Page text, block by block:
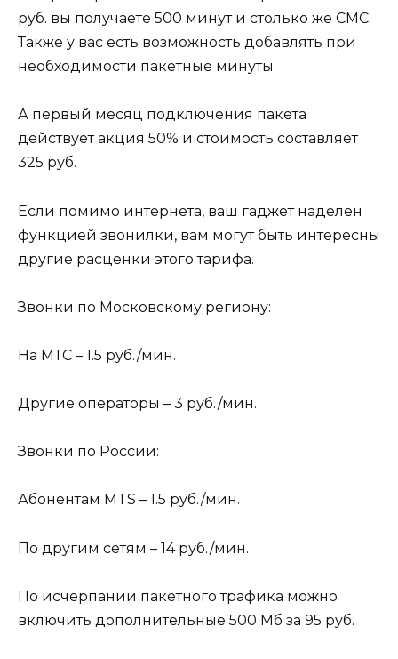
руб. вы получаете 500 минут и столько же СМС.
Также у вас есть возможность добавлять при
необходимости пакетные минуты.
А первый месяц подключения пакета
действует акция 50% и стоимость составляет
325 руб.
Если помимо интернета, ваш гаджет наделен
функцией звонилки, вам могут быть интересны
другие расценки этого тарифа.
Звонки по Московскому региону:
На МТС – 1.5 руб./мин.
Другие операторы – 3 руб./мин.
Звонки по России:
Абонентам MTS – 1.5 руб./мин.
По другим сетям – 14 руб./мин.
По исчерпании пакетного трафика можно
включить дополнительные 500 Мб за 95 руб.